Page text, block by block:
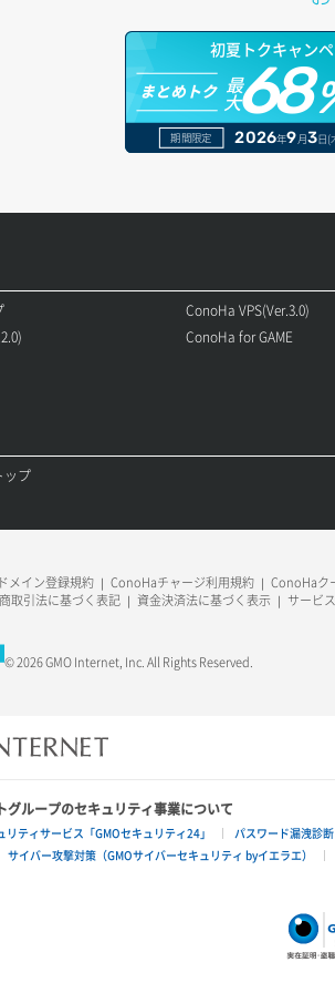
ティグループ ルール作成
ティグループ ルール削除
ティグループ一覧取得
ティグループ作成
ティグループ削除
ーク一覧取得
ーク削除（ローカルネットワ
ク詳細取得
成（ローカルネットワーク
成（追加IP用）
除
除
新
一覧取得
詳細取得
ランサー削除
ランサー更新
ランサー詳細取得
クトバージョン管理
クト詳細取得
覧取得
削除
細取得
細取得
初夏トクキャン
まとめトク 最
大68
期間限定 2026年9月3日(
ConoHa VPS(Ver.3.0)
ConoHa for GAME
ップ
メイン登録規約 ConoHaチャージ利用規約 ConoHaク
取引法に基づく表記 資金決済法に基づく表示 サービ
© 2026 GMO Internet, Inc. All Rights Reserved.
グループのセキュリティ事業について
ティサービス「GMOセキュリティ24」 パスワード漏洩診断
サイバー攻撃対策（GMOサイバーセキュリティ byイエラエ）